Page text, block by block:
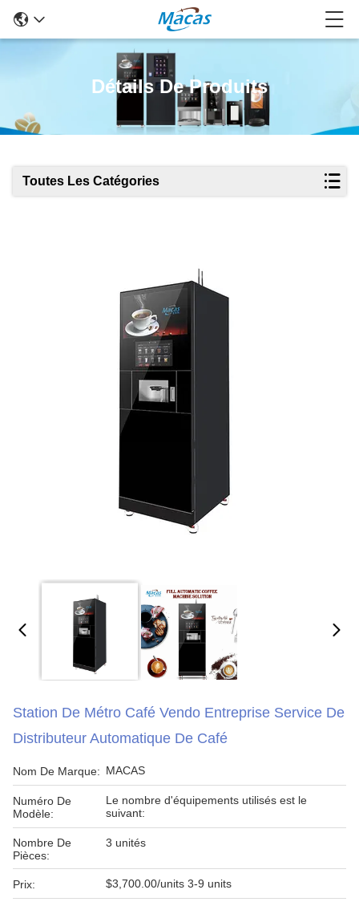
Détails De Produits
Toutes Les Catégories
Station De Métro Café Vendo Entreprise Service De
Distributeur Automatique De Café
Nom De Marque: MACAS
Numéro De
Modèle:
Le nombre d'équipements utilisés est le
suivant:
Nombre De
Pièces:
3 unités
Prix: $3,700.00/units 3-9 units